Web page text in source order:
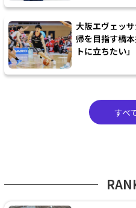
大阪エヴェッ
帰を目指す橋
トに立ちたい」
すべ